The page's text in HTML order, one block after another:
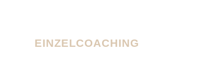
EINZELCOACHING